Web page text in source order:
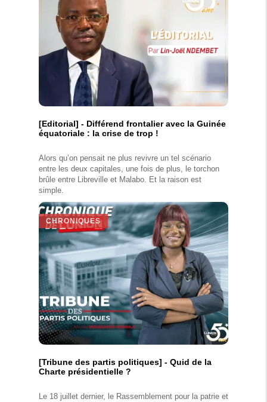
[Editorial] - Différend frontalier avec la Guinée
équatoriale : la crise de trop !
Alors qu’on pensait ne plus revivre un tel scénario
entre les deux capitales, une fois de plus, le torchon
brûle entre Libreville et Malabo. Et la raison est
simple.
CHRONIQUES
[Tribune des partis politiques] - Quid de la
Charte présidentielle ?
Le 18 juillet dernier, le Rassemblement pour la patrie et